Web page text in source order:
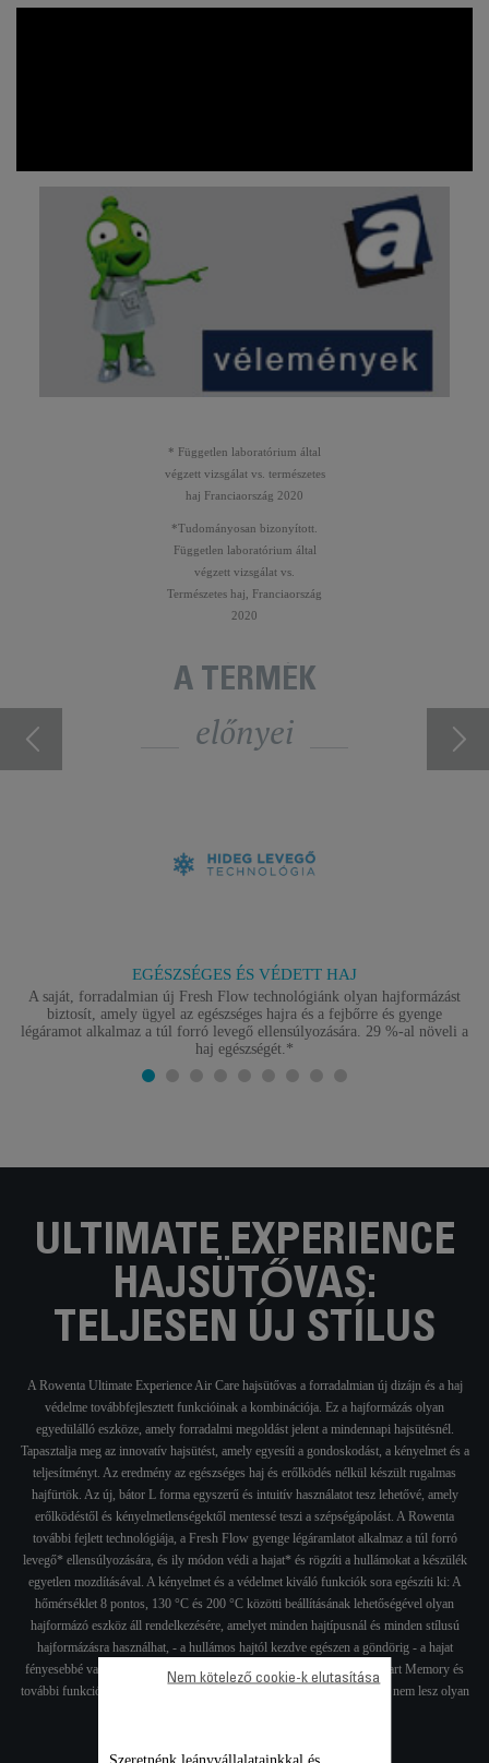
* Független laboratórium által
végzett vizsgálat vs. természetes
haj Franciaország 2020
*Tudományosan bizonyított.
Független laboratórium által
végzett vizsgálat vs.
Természetes haj, Franciaország
2020
A TERMÉK
előnyei
EGÉSZSÉGES ÉS VÉDETT HAJ
A saját, forradalmian új Fresh Flow technológiánk olyan hajformázást
biztosít, amely ügyel az egészséges hajra és a fejbőrre és gyenge
légáramot alkalmaz a túl forró levegő ellensúlyozására. 29 %-al növeli a
haj egészségét.*
ULTIMATE EXPERIENCE
HAJSÜTŐVAS:
TELJESEN ÚJ STÍLUS
A Rowenta Ultimate Experience Air Care hajsütővas a forradalmian új dizájn és a haj
védelme továbbfejlesztett funkcióinak a kombinációja. Ez a hajformázás olyan
egyedülálló eszköze, amely forradalmi megoldást jelent a mindennapi hajsütésnél.
Tapasztalja meg az innovatív hajsütést, amely egyesíti a gondoskodást, a kényelmet és a
teljesítményt. Az eredmény az egészséges haj és erőlködés nélkül készült rugalmas
hajfürtök. Az új, bátor L forma egyszerű és intuitív használatot tesz lehetővé, amely
erőlködéstől és kényelmetlenségektől mentessé teszi a szépségápolást. A Rowenta
további fejlett technológiája, a Fresh Flow gyenge légáramlatot alkalmaz a túl forró
levegő* ellensúlyozására, és ily módon védi a hajat* és rögzíti a hullámokat a készülék
egyetlen mozdításával. A kényelmet és a védelmet kiváló funkciók sora egészíti ki: A
hőmérséklet 8 pontos, 130 °C és 200 °C közötti beállításának lehetőségével olyan
hajformázó eszköz áll rendelkezésére, amelyet minden hajtípusnál és minden stílusú
hajformázásra használhat, - a hullámos hajtól kezdve egészen a göndörig - a hajat
fényesebbé varázsolja és gyorsabb eredményeket érhet el, valamint Smart Memory és
további funkciókkal felszerelt. Ultimate Experience: a hajsütés már soha nem lesz olyan
Szeretnénk leányvállalatainkkal és
Nem kötelező cookie-k elutasítása